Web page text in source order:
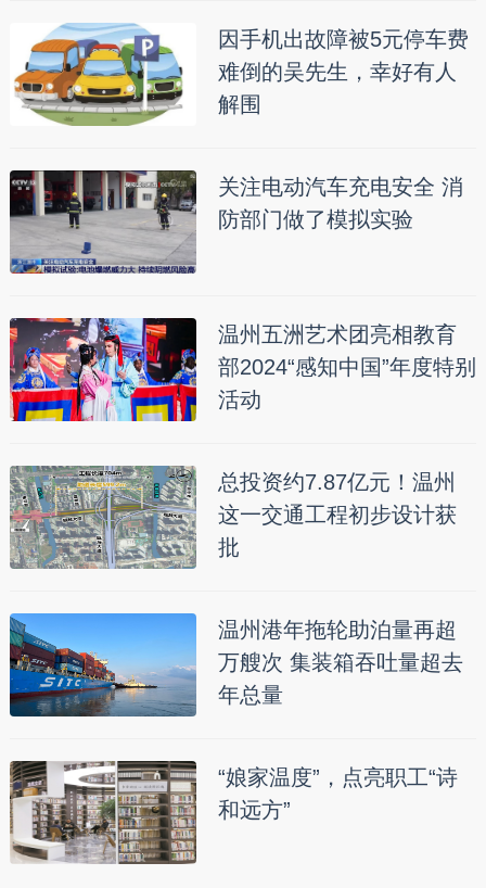
因手机出故障被5元停车费
难倒的吴先生，幸好有人
解围
关注电动汽车充电安全 消
防部门做了模拟实验
温州五洲艺术团亮相教育
部2024“感知中国”年度特别
活动
总投资约7.87亿元！温州
这一交通工程初步设计获
批
温州港年拖轮助泊量再超
万艘次 集装箱吞吐量超去
年总量
“娘家温度”，点亮职工“诗
和远方”